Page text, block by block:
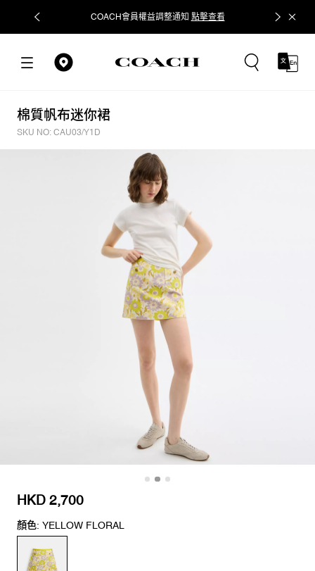
COACH會員權益調整通知 點擊查看 立即追蹤
棉質帆布迷你裙
SKU NO: CAU03/Y1D
HKD 2,700
顏色: YELLOW FLORAL